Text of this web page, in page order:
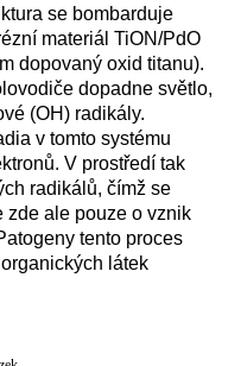
se bombarduje
materiál TiON/PdO
dopovaný oxid titanu).
dopadne světlo,
(OH) radikály.
v tomto systému
V prostředí tak
radikálů, čímž se
zde ale pouze o vznik
tento proces
látek